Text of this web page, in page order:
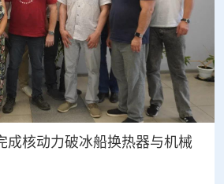
成核动力破冰船换热器与机械